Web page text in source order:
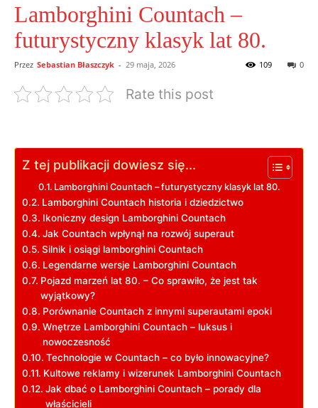
Lamborghini Countach –
futurystyczny klasyk lat 80.
Przez Sebastian Błaszczyk - 29 maja, 2026 0
109
Rate this post
Z tej publikacji dowiesz się...
Lamborghini Countach – futurystyczny klasyk lat 80.
Lamborghini Countach historia i dziedzictwo
Ikoniczny design Lamborghini Countach
Jak Countach wpłynął na rozwój superaut
Silnik i osiągi lamborghini Countach
Legendarne wersje Lamborghini Countach
Pojazd marzeń lat 80. – Co sprawiło, że jest tak
wyjątkowy?
Porównanie Countach z innymi superautami epoki
Wnętrze Lamborghini Countach – luksus i
nowoczesność
Technologie w Countach – co było innowacyjne?
Kultowe reklamy i wizerunek Lamborghini Countach
Jak dbać o Lamborghini Countach – porady dla
właścicieli